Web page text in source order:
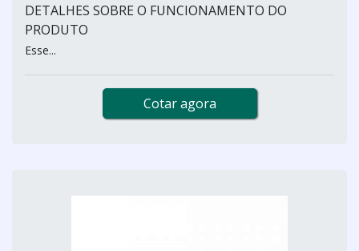
DETALHES SOBRE O FUNCIONAMENTO DO
PRODUTO
Esse...
Cotar agora